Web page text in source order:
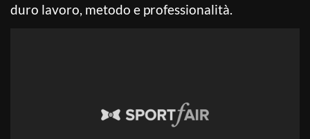
duro lavoro, metodo e professionalità.